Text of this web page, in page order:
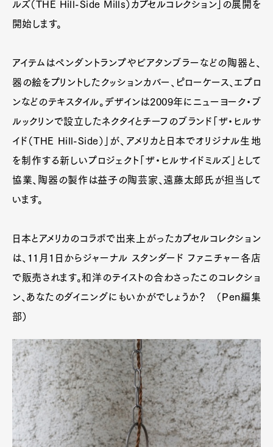
ルズ（THE Hill-Side Mills）カプセルコレクション」の展開を
開始します。
アイテムはペンダントランプやビアタンブラーなどの陶器と、
器の絵をプリントしたクッションカバー、ピローケース、エプロ
ンなどのテキスタイル。デザインは2009年にニューヨーク・ブ
ルックリンで設立したネクタイとチーフのブランド「ザ・ヒルサ
イド（THE Hill-Side）」が、アメリカと日本でオリジナル生地
を制作する新しいプロジェクト「ザ・ヒルサイドミルズ」として
協業、陶器の製作は益子の陶芸家、遠藤太郎氏が担当して
います。
日本とアメリカのコラボで出来上がったカプセルコレクション
は、11月1日からジャーナル スタンダード ファニチャー各店
で販売されます。和洋のテイストの合わさったこのコレクショ
ン、あなたのダイニングにもいかがでしょうか？ （Pen編集
部）